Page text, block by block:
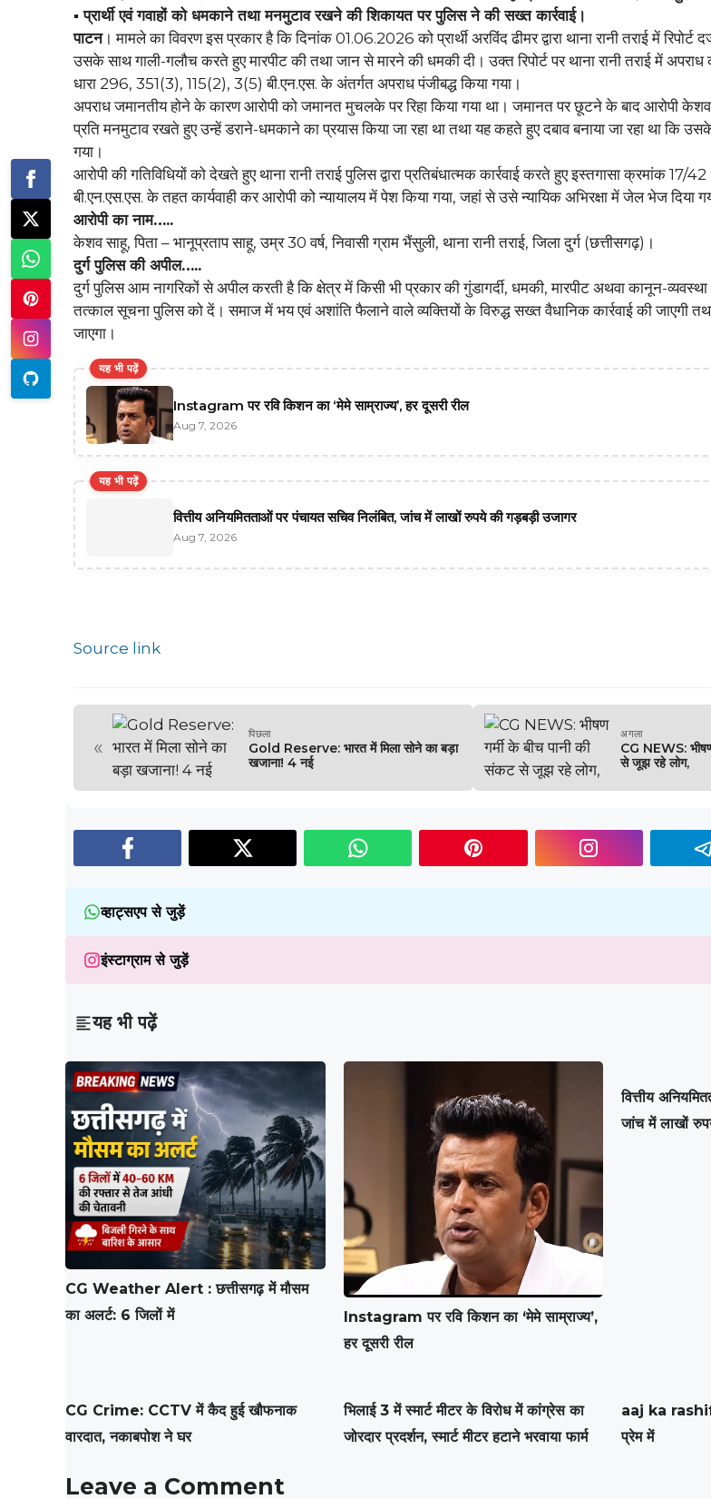
▪️ प्रार्थी एवं गवाहों को धमकाने तथा मनमुटाव रखने की शिकायत पर पुलिस ने की सख्त कार्रवाई।
पाटन। मामले का विवरण इस प्रकार है कि दिनांक 01.06.2026 को प्रार्थी अरविंद ढीमर द्वारा थाना रानी तराई में रिपोर्ट
उसके साथ गाली-गलौच करते हुए मारपीट की तथा जान से मारने की धमकी दी। उक्त रिपोर्ट पर थाना रानी तराई में
धारा 296, 351(3), 115(2), 3(5) बी.एन.एस. के अंतर्गत अपराध पंजीबद्ध किया गया।
अपराध जमानतीय होने के कारण आरोपी को जमानत मुचलके पर रिहा किया गया था। जमानत पर छूटने के बाद आरोपी केशव
प्रति मनमुटाव रखते हुए उन्हें डराने-धमकाने का प्रयास किया जा रहा था तथा यह कहते हुए दबाव बनाया जा रहा था कि उसके
गया।
आरोपी की गतिविधियों को देखते हुए थाना रानी तराई पुलिस द्वारा प्रतिबंधात्मक कार्रवाई करते हुए इस्तगासा क्रमांक 17/
बी.एन.एस.एस. के तहत कार्यवाही कर आरोपी को न्यायालय में पेश किया गया, जहां से उसे न्यायिक अभिरक्षा में जेल भेज दिया
आरोपी का नाम…..
केशव साहू, पिता – भानूप्रताप साहू, उम्र 30 वर्ष, निवासी ग्राम भैंसुली, थाना रानी तराई, जिला दुर्ग (छत्तीसगढ़)।
दुर्ग पुलिस की अपील…..
दुर्ग पुलिस आम नागरिकों से अपील करती है कि क्षेत्र में किसी भी प्रकार की गुंडागर्दी, धमकी, मारपीट अथवा कानून-
तत्काल सूचना पुलिस को दें। समाज में भय एवं अशांति फैलाने वाले व्यक्तियों के विरुद्ध सख्त वैधानिक कार्रवाई की जाएगी
जाएगा।
यह भी पढ़ें
Instagram पर रवि किशन का ‘मेमे साम्राज्य’, हर दूसरी रील
Aug 7, 2026
यह भी पढ़ें
वित्तीय अनियमितताओं पर पंचायत सचिव निलंबित, जांच में लाखों रुपये की गड़बड़ी उजागर
Aug 7, 2026
Source link
«
पिछला
Gold Reserve: भारत में मिला सोने का बड़ा
खजाना! 4 नई
अगला
CG NEWS:
से जूझ रहे लोग,
व्हाट्सएप से जुड़ें
इंस्टाग्राम से जुड़ें
यह भी पढ़ें
CG Weather Alert : छत्तीसगढ़ में मौसम
का अलर्ट: 6 जिलों में
Instagram पर रवि किशन का ‘मेमे साम्राज्य’,
हर दूसरी रील
वित्तीय
जांच में लाखों
CG Crime: CCTV में कैद हुई खौफनाक
वारदात, नकाबपोश ने घर
भिलाई 3 में स्मार्ट मीटर के विरोध में कांग्रेस का
जोरदार प्रदर्शन, स्मार्ट मीटर हटाने भरवाया फार्म
aaj ka
प्रेम में
Leave a Comment